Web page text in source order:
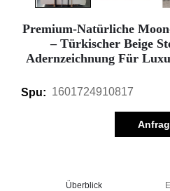
Premium-Natürliche
– Türkischer Beige
Adernzeichnung Für
Spu: 1601724910817
Überblick